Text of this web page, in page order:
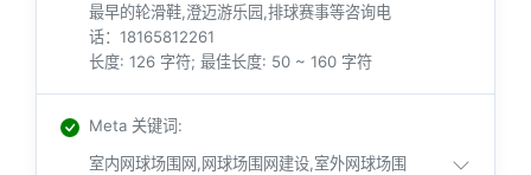
最早的轮滑鞋,澄迈游乐园,排球赛事等咨询电
话：18165812261
长度: 126 字符; 最佳长度: 50 ~ 160 字符
Meta 关键词:
室内网球场围网,网球场围网建设,室外网球场围